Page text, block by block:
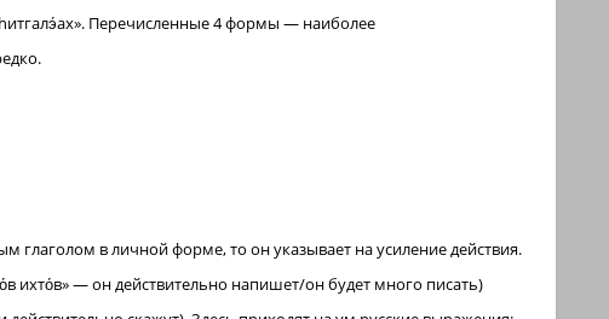
глаголом в личной форме, то он указывает на усиление действия.